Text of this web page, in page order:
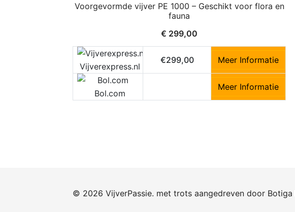
Voorgevormde vijver PE 1000 – Geschikt voor flora en
fauna
€ 299,00
Vijverexpress.nl
€299,00 Meer Informatie
Bol.com
Meer Informatie
© 2026 VijverPassie. met trots aangedreven door Botiga